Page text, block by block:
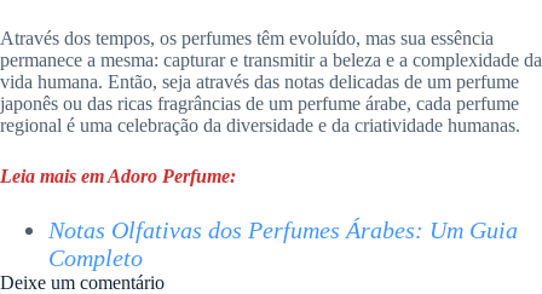
Através dos tempos, os perfumes têm evoluído, mas sua essência
permanece a mesma: capturar e transmitir a beleza e a complexidade da
vida humana. Então, seja através das notas delicadas de um perfume
japonês ou das ricas fragrâncias de um perfume árabe, cada perfume
regional é uma celebração da diversidade e da criatividade humanas.
Leia mais em Adoro Perfume:
Notas Olfativas dos Perfumes Árabes: Um Guia
Completo
Deixe um comentário